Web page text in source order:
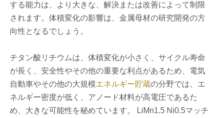
する能力は、より大きな、解決または改善によって制限
されます。体積変化の影響は、金属母材の研究開発の方
向性となるでしょう。
チタン酸リチウムは、体積変化が小さく、サイクル寿命
が長く、安全性やその他の重要な利点があるため、電気
自動車やその他の大規模エネルギー貯蔵の分野では、エ
ネルギー密度が低く、アノード材料が高電圧であるた
め、大きな可能性を秘めています。 LiMn1.5 Ni0.5マッチ